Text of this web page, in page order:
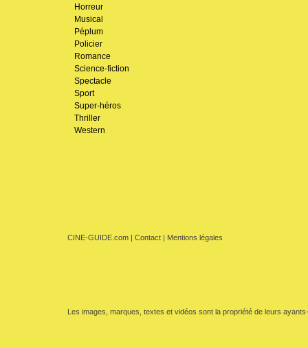
Horreur
Musical
Péplum
Policier
Romance
Science-fiction
Spectacle
Sport
Super-héros
Thriller
Western
CINE-GUIDE.com | Contact | Mentions légales
Les images, marques, textes et vidéos sont la propriété de leurs